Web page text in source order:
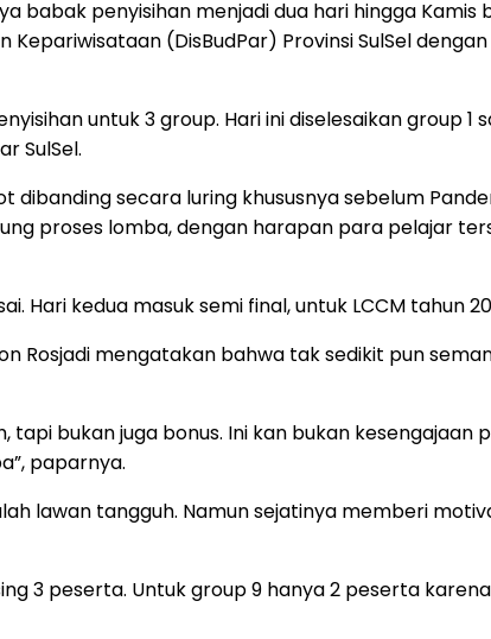
babak penyisihan menjadi dua hari hingga
(DisBudPar) Provinsi SulSel
untuk 3 group. Hari ini diselesaikan group
SulSel.
secara luring khususnya sebelum
proses lomba, dengan harapan para pelajar
Hari kedua masuk semi final, untuk LCCM tahun
Rosjadi mengatakan bahwa tak sedikit pun
bukan juga bonus. Ini kan bukan kesengajaan
paparnya.
lawan tangguh. Namun sejatinya memberi
3 peserta. Untuk group 9 hanya 2 peserta